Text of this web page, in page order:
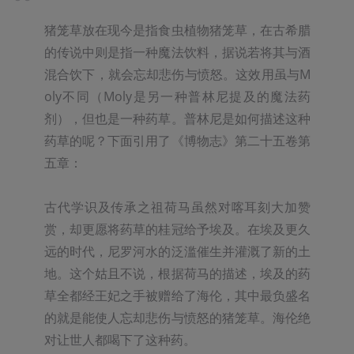
猪笼草放在现今是指食虫植物猪笼草，在古希腊
的传说中则是指一种魔法饮料，据说若将其与酒
混合饮下，就会忘却悲伤与愤怒。这效用虽与M
oly不同（Moly是另一种普林尼提及的魔法药
剂），但也是一种药草。普林尼是如何描述这种
药草的呢？下面引用了《博物志》第二十五卷第
五章：
古代学识及传承之祖荷马虽然对喀耳刻大加赞
赏，却更愿将药草的桂冠给予埃及。在埃及更久
远的时代，尼罗河水的泛滥催生并灌溉了新的土
地。这个姑且不说，根据荷马的描述，埃及的药
草全都经王妃之手被赠给了海伦，其中最负盛名
的就是能使人忘却悲伤与愤怒的猪笼草。海伦绝
对让世人都喝下了这种药。